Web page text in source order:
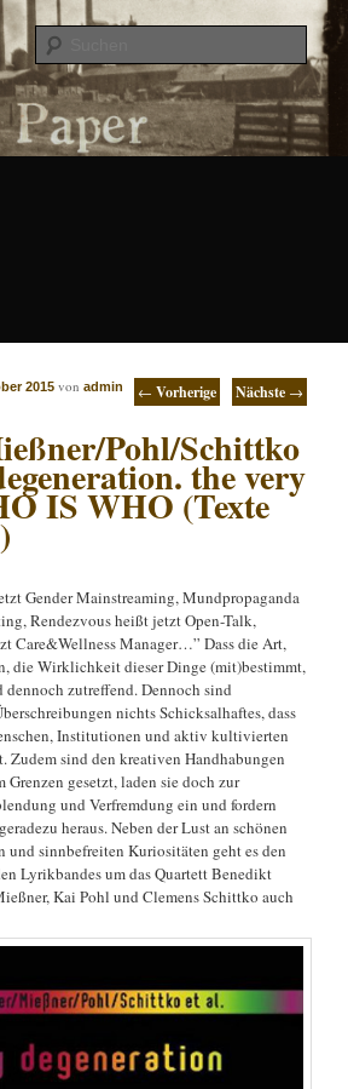
wechseln
← Vorherige Nächste →
Pohl/Schittko
the very
IS WHO (Texte
2015 vonadmin
Gender Mainstreaming, Mundpropaganda
Rendezvous heißt jetzt Open-Talk,
Care&Wellness Manager…” Dass die Art,
die Wirklichkeit dieser Dinge (mit)bestimmt,
zutreffend. Dennoch sind
nichts Schicksalhaftes, dass
Institutionen und aktiv kultivierten
Zudem sind den kreativen Handhabungen
Grenzen gesetzt, laden sie doch zur
und Verfremdung ein und fordern
heraus. Neben der Lust an schönen
sinnbefreiten Kuriositäten geht es den
Lyrikbandes um das Quartett Benedikt
Kai Pohl und Clemens Schittko auch